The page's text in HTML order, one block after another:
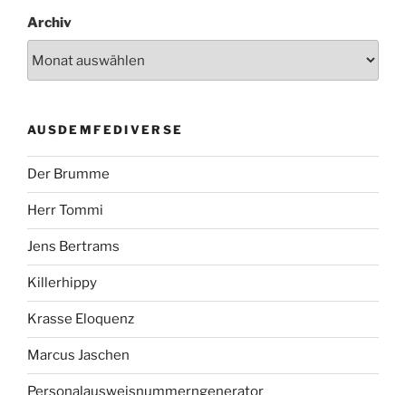
Archiv
AUSDEMFEDIVERSE
Der Brumme
Herr Tommi
Jens Bertrams
Killerhippy
Krasse Eloquenz
Marcus Jaschen
Personalausweisnummerngenerator